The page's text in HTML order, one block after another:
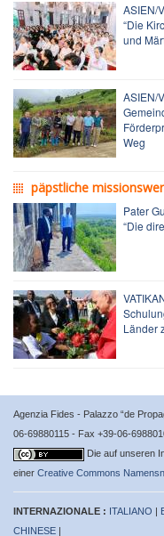
ASIEN/
“Die
und
ASIEN/
Weg
päpstliche
Pater
“Die
Länder
Agenzia Fides - Palazzo “de
06-69880115 - Fax +39-06-
Die auf unseren
einer Creative Commons
INTERNAZIONALE : ITALIANO |
CHINESE |